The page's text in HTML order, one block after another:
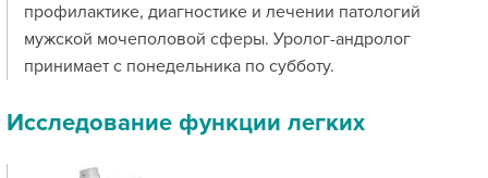
профилактике, диагностике и лечении патологий
мужской мочеполовой сферы. Уролог-андролог
принимает с понедельника по субботу.
Исследование функции легких